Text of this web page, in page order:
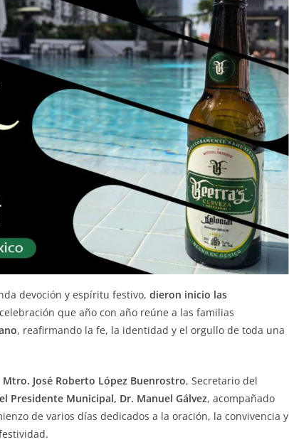
devoción y espíritu festivo, dieron inicio las
que año con año reúne a las familias
, reafirmando la fe, la identidad y el orgullo de toda una
Mtro. José Roberto López Buenrostro, Secretario del
Presidente Municipal, Dr. Manuel Gálvez, acompañado
de varios días dedicados a la oración, la convivencia y